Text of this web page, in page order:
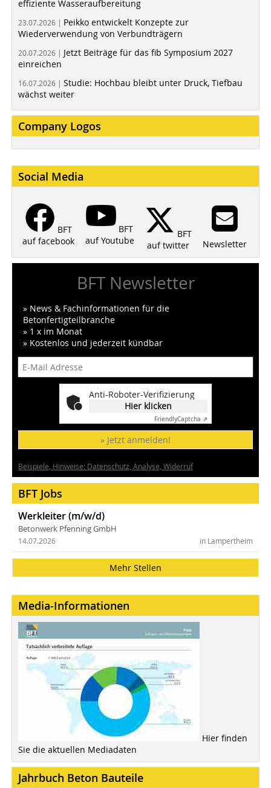
effiziente Wasseraufbereitung
23.07.2026 | Peikko entwickelt Konzepte zur
Wiederverwendung von Verbundträgern
20.07.2026 | Jetzt Beiträge für das fib Symposium 2027
einreichen
16.07.2026 | Studie: Hochbau bleibt unter Druck, Tiefbau
wächst weiter
Company Logos
Social Media
BFT
auf facebook
BFT
auf Youtube
BFT
auf twitter
Newsletter
BFT Newsletter
» News & Fachinformationen für die
Betonfertigteilbranche
» 1 x im Monat
» Kostenlos und jederzeit kündbar
Anti-Roboter-Verifizierung
Hier klicken
FriendlyCaptcha ⇗
» Jetzt anmelden!
Beispiele, Hinweise: Datenschutz, Analyse, Widerruf
BFT Jobs
Werkleiter (m/w/d)
Betonwerk Pfenning GmbH
in Lampertheim
14.07.2026
Mehr Stellen
Media-Informationen
Hier finden
Sie die aktuellen Mediadaten
Jahrbuch Beton Bauteile